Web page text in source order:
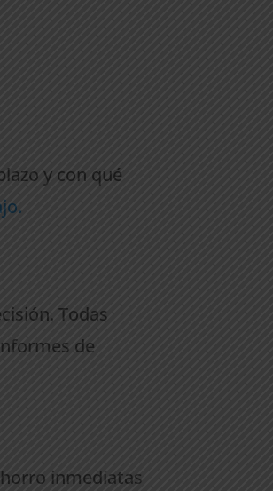
y con qué
Todas
de
inmediatas